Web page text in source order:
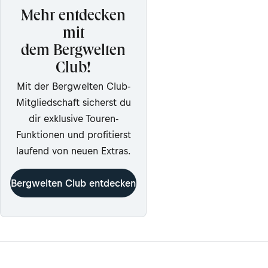
Mehr entdecken
mit
dem Bergwelten
Club!
Mit der Bergwelten Club-
Mitgliedschaft sicherst du
dir exklusive Touren-
Funktionen und profitierst
laufend von neuen Extras.
Bergwelten Club entdecken